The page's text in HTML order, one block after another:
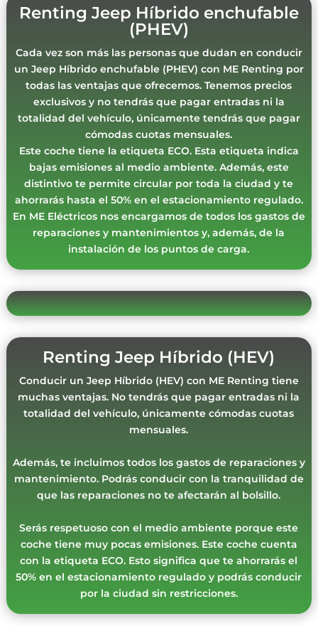
Renting Jeep Híbrido enchufable
(PHEV)
Cada vez son más las personas que dudan en conducir
un Jeep Híbrido enchufable (PHEV) con ME Renting por
todas las ventajas que ofrecemos. Tenemos precios
exclusivos y no tendrás que pagar entradas ni la
totalidad del vehículo, únicamente tendrás que pagar
cómodas cuotas mensuales.
Este coche tiene la etiqueta ECO. Esta etiqueta indica
bajas emisiones al medio ambiente. Además, este
distintivo te permite circular por toda la ciudad y te
ahorrarás hasta el 50% en el estacionamiento regulado.
En ME Eléctricos nos encargamos de todos los gastos de
reparaciones y mantenimientos y, además, de la
instalación de los puntos de carga.
Renting Jeep Híbrido (HEV)
Conducir un Jeep Híbrido (HEV) con ME Renting tiene
muchas ventajas. No tendrás que pagar entradas ni la
totalidad del vehículo, únicamente cómodas cuotas
mensuales.
Además, te incluimos todos los gastos de reparaciones y
mantenimiento. Podrás conducir con la tranquilidad de
que las reparaciones no te afectarán al bolsillo.
Serás respetuoso con el medio ambiente porque este
coche tiene muy pocas emisiones. Este coche cuenta
con la etiqueta ECO. Esto significa que te ahorrarás el
50% en el estacionamiento regulado y podrás conducir
por la ciudad sin restricciones.